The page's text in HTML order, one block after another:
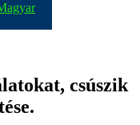
csúszik